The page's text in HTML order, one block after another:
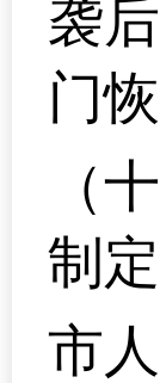
袭
门
（
制
市